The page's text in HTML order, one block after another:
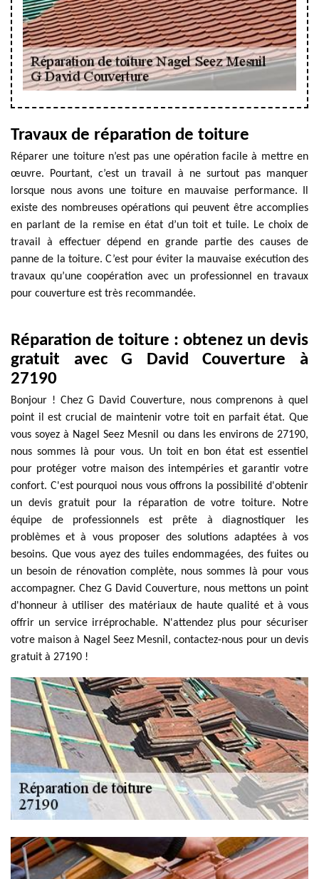
Travaux de réparation de toiture
Réparer une toiture n’est pas une opération facile à mettre en
œuvre. Pourtant, c’est un travail à ne surtout pas manquer
lorsque nous avons une toiture en mauvaise performance. Il
existe des nombreuses opérations qui peuvent être accomplies
en parlant de la remise en état d’un toit et tuile. Le choix de
travail à effectuer dépend en grande partie des causes de
panne de la toiture. C’est pour éviter la mauvaise exécution des
travaux qu’une coopération avec un professionnel en travaux
pour couverture est très recommandée.
Réparation de toiture : obtenez un devis
gratuit avec G David Couverture à
27190
Bonjour ! Chez G David Couverture, nous comprenons à quel
point il est crucial de maintenir votre toit en parfait état. Que
vous soyez à Nagel Seez Mesnil ou dans les environs de 27190,
nous sommes là pour vous. Un toit en bon état est essentiel
pour protéger votre maison des intempéries et garantir votre
confort. C'est pourquoi nous vous offrons la possibilité d'obtenir
un devis gratuit pour la réparation de votre toiture. Notre
équipe de professionnels est prête à diagnostiquer les
problèmes et à vous proposer des solutions adaptées à vos
besoins. Que vous ayez des tuiles endommagées, des fuites ou
un besoin de rénovation complète, nous sommes là pour vous
accompagner. Chez G David Couverture, nous mettons un point
d'honneur à utiliser des matériaux de haute qualité et à vous
offrir un service irréprochable. N'attendez plus pour sécuriser
votre maison à Nagel Seez Mesnil, contactez-nous pour un devis
gratuit à 27190 !